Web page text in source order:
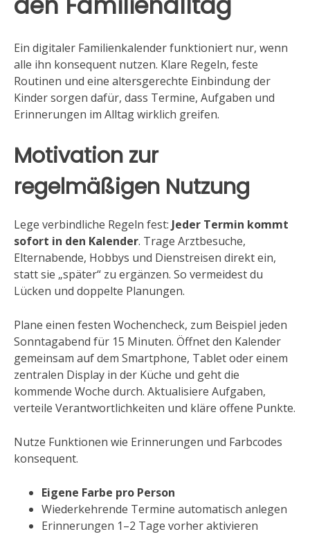
Ein digitaler Familienkalender funktioniert nur, wenn
alle ihn konsequent nutzen. Klare Regeln, feste
Routinen und eine altersgerechte Einbindung der
Kinder sorgen dafür, dass Termine, Aufgaben und
Erinnerungen im Alltag wirklich greifen.
Motivation zur
regelmäßigen Nutzung
Lege verbindliche Regeln fest: Jeder Termin kommt
sofort in den Kalender. Trage Arztbesuche,
Elternabende, Hobbys und Dienstreisen direkt ein,
statt sie „später“ zu ergänzen. So vermeidest du
Lücken und doppelte Planungen.
Plane einen festen Wochencheck, zum Beispiel jeden
Sonntagabend für 15 Minuten. Öffnet den Kalender
gemeinsam auf dem Smartphone, Tablet oder einem
zentralen Display in der Küche und geht die
kommende Woche durch. Aktualisiere Aufgaben,
verteile Verantwortlichkeiten und kläre offene Punkte.
Nutze Funktionen wie Erinnerungen und Farbcodes
konsequent.
Eigene Farbe pro Person
Wiederkehrende Termine automatisch anlegen
Erinnerungen 1–2 Tage vorher aktivieren